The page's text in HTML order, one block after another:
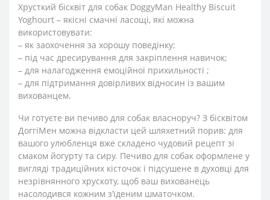
Хрусткий бісквіт для собак DoggyMan Healthy Biscuit
Yoghourt – якісні смачні ласощі, які можна
використовувати:
– як заохочення за хорошу поведінку;
– під час дресирування для закріплення навичок;
– для налагодження емоційної прихильності ;
– для підтримання довірливих відносин із вашим
вихованцем.
Чи готуєте ви печиво для собак власноруч? З бісквітом
ДоггіМен можна відкласти цей шляхетний порив: для
вашого улюбленця вже складено чудовий рецепт зі
смаком йогурту та сиру. Печиво для собак оформлене у
вигляді традиційних кісточок і підсушене в духовці для
незрівнянного хрускоту, щоб ваш вихованець
насолодився кожним з’їденим шматочком.